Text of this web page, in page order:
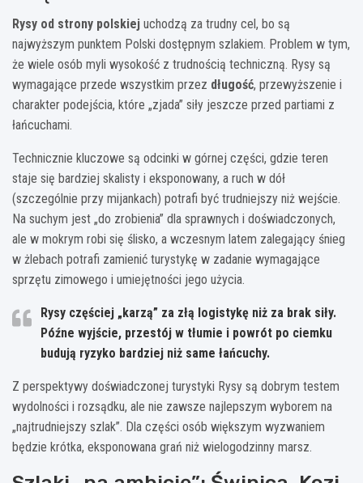
Rysy od strony polskiej uchodzą za trudny cel, bo są
najwyższym punktem Polski dostępnym szlakiem. Problem w tym,
że wiele osób myli wysokość z trudnością techniczną. Rysy są
wymagające przede wszystkim przez długość, przewyższenie i
charakter podejścia, które „zjada” siły jeszcze przed partiami z
łańcuchami.
Technicznie kluczowe są odcinki w górnej części, gdzie teren
staje się bardziej skalisty i eksponowany, a ruch w dół
(szczególnie przy mijankach) potrafi być trudniejszy niż wejście.
Na suchym jest „do zrobienia” dla sprawnych i doświadczonych,
ale w mokrym robi się ślisko, a wczesnym latem zalegający śnieg
w żlebach potrafi zamienić turystykę w zadanie wymagające
sprzętu zimowego i umiejętności jego użycia.
Rysy częściej „karzą” za złą logistykę niż za brak siły.
Późne wyjście, przestój w tłumie i powrót po ciemku
budują ryzyko bardziej niż same łańcuchy.
Z perspektywy doświadczonej turystyki Rysy są dobrym testem
wydolności i rozsądku, ale nie zawsze najlepszym wyborem na
„najtrudniejszy szlak”. Dla części osób większym wyzwaniem
będzie krótka, eksponowana grań niż wielogodzinny marsz.